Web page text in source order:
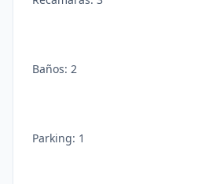
Baños: 2
Parking: 1